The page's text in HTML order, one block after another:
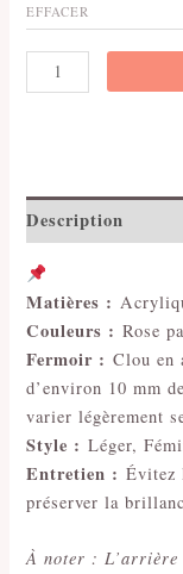
EFFACER
quantité
de
Description
Matières :
Couleurs : Rose
Fermoir : Clou en
d’environ 10 mm
varier légèrement
Style : Léger,
Entretien : Évitez
préserver la
À noter : L’arrière